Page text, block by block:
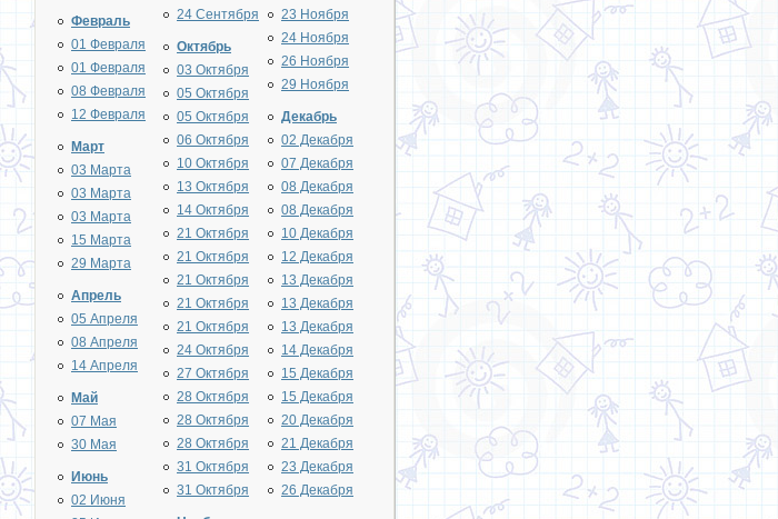
Февраль
01 Февраля
01 Февраля
08 Февраля
12 Февраля
Март
03 Марта
03 Марта
03 Марта
15 Марта
29 Марта
Апрель
05 Апреля
08 Апреля
14 Апреля
Май
07 Мая
30 Мая
Июнь
02 Июня
24 Сентября
Октябрь
03 Октября
05 Октября
05 Октября
06 Октября
10 Октября
13 Октября
14 Октября
21 Октября
21 Октября
21 Октября
21 Октября
21 Октября
24 Октября
27 Октября
28 Октября
28 Октября
28 Октября
31 Октября
31 Октября
23 Ноября
24 Ноября
26 Ноября
29 Ноября
Декабрь
02 Декабря
07 Декабря
08 Декабря
08 Декабря
10 Декабря
12 Декабря
13 Декабря
13 Декабря
13 Декабря
14 Декабря
15 Декабря
15 Декабря
20 Декабря
21 Декабря
23 Декабря
26 Декабря